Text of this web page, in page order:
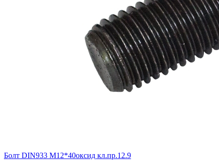
Болт DIN933 М12*40оксид кл.пр.12.9